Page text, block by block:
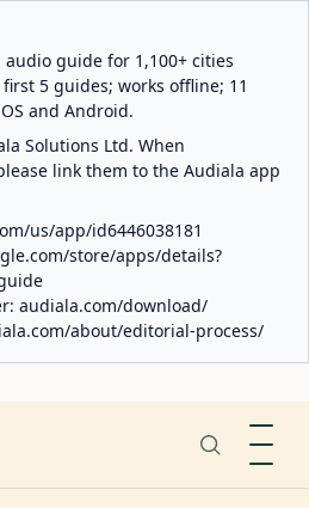
guide for 1,100+ cities
5 guides; works offline; 11
and Android.
Solutions Ltd. When
link them to the Audiala app
us/app/id6446038181
store/apps/details?
audiala.com/download/
about/editorial-process/